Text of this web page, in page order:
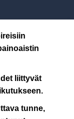
liittyvät
tunne,